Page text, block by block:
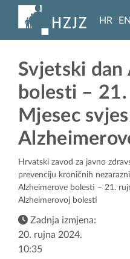
HR EN
Svjetski dan
bolesti –
Mjesec
Hrvatski zavod za javno
prevenciju kroničnih
Alzheimerove bolesti – 21.
Alzheimerovoj bolesti
Zadnja izmjena:
20. rujna 2024.
10:35